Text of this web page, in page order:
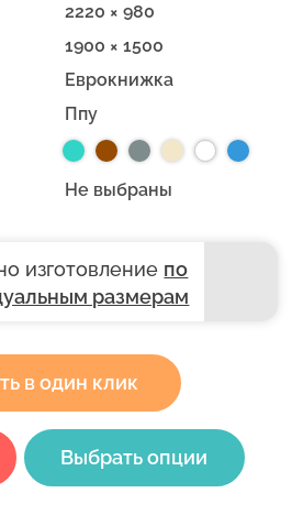
2220 × 980
1900 × 1500
Еврокнижка
Ппу
Не выбраны
изготовление по
размерам
в один клик
Выбрать опции